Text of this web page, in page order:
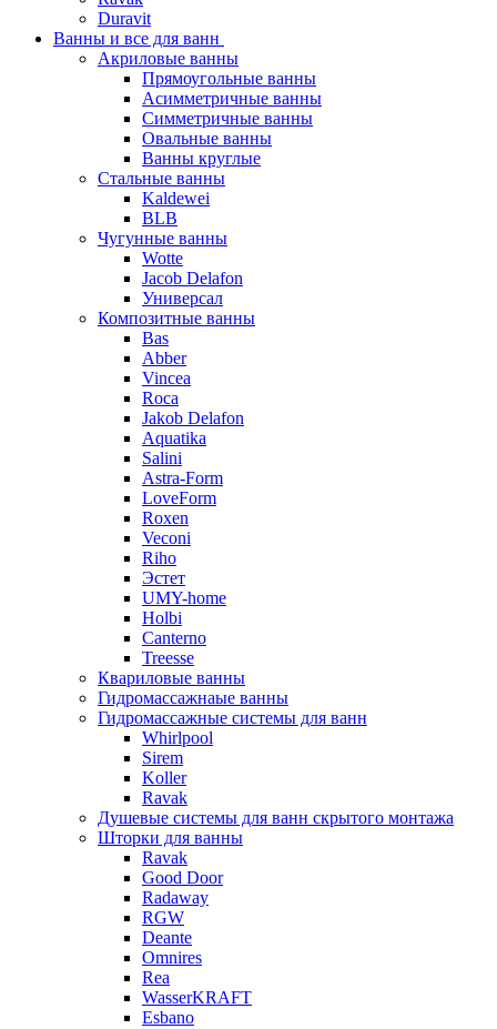
Duravit
Ванны и все для ванн
Акриловые ванны
Прямоугольные ванны
Асимметричные ванны
Симметричные ванны
Овальные ванны
Ванны круглые
Стальные ванны
Kaldewei
BLB
Чугунные ванны
Wotte
Jacob Delafon
Универсал
Композитные ванны
Bas
Abber
Vincea
Roca
Jakob Delafon
Aquatika
Salini
Astra-Form
LoveForm
Roxen
Veconi
Riho
Эстет
UMY-home
Holbi
Canterno
Treesse
Квариловые ванны
Гидромассажнаые ванны
Гидромассажные системы для ванн
Whirlpool
Sirem
Koller
Ravak
Душевые системы для ванн скрытого монтажа
Шторки для ванны
Ravak
Good Door
Radaway
RGW
Deante
Omnires
Rea
WasserKRAFT
Esbano